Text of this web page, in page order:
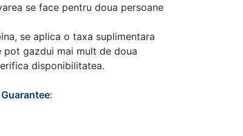
se face pentru doua persoane
se aplica o taxa suplimentara
pot gazdui mai mult de doua
disponibilitatea.
: